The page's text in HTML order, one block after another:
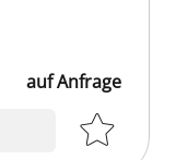
auf Anfrage